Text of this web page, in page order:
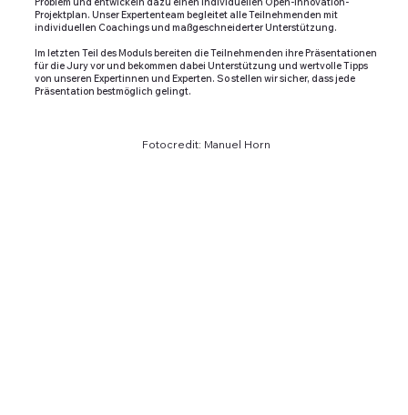
Projektplan. Unser Expertenteam begleitet alle Teilnehmenden mit
individuellen Coachings und maßgeschneiderter Unterstützung.
Im letzten Teil des Moduls bereiten die Teilnehmenden ihre Präsentationen
für die Jury vor und bekommen dabei Unterstützung und wertvolle Tipps
von unseren Expertinnen und Experten. So stellen wir sicher, dass jede
Präsentation bestmöglich gelingt.
Fotocredit: Manuel Horn